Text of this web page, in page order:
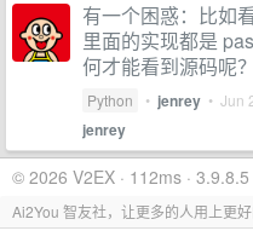
有一个困惑：比如
里面的实现都是
何才能看到源码呢？
Python • jenrey • Jun
jenrey
© 2026 V2EX · 112ms · 3.9.8.5
Ai2You 智友社，让更多的人用上更